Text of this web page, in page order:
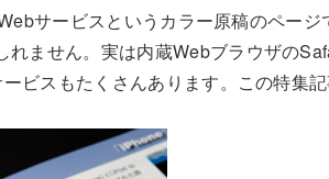
サービスというカラー原稿のページ
ません。実は内蔵Webブラウザの
ビスもたくさんあります。この特集